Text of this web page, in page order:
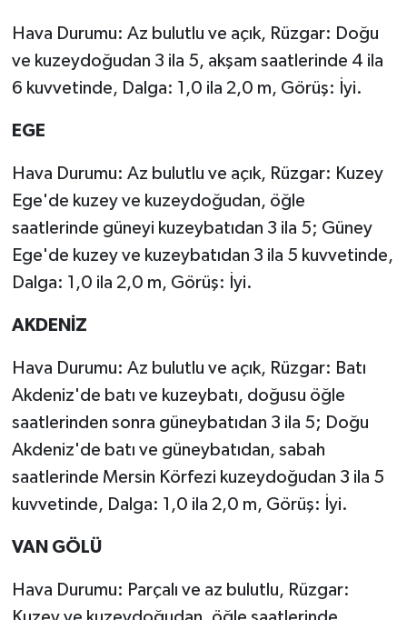
Hava Durumu: Az bulutlu ve açık, Rüzgar: Doğu
ve kuzeydoğudan 3 ila 5, akşam saatlerinde 4 ila
6 kuvvetinde, Dalga: 1,0 ila 2,0 m, Görüş: İyi.
EGE
Hava Durumu: Az bulutlu ve açık, Rüzgar: Kuzey
Ege'de kuzey ve kuzeydoğudan, öğle
saatlerinde güneyi kuzeybatıdan 3 ila 5; Güney
Ege'de kuzey ve kuzeybatıdan 3 ila 5 kuvvetinde,
Dalga: 1,0 ila 2,0 m, Görüş: İyi.
AKDENİZ
Hava Durumu: Az bulutlu ve açık, Rüzgar: Batı
Akdeniz'de batı ve kuzeybatı, doğusu öğle
saatlerinden sonra güneybatıdan 3 ila 5; Doğu
Akdeniz'de batı ve güneybatıdan, sabah
saatlerinde Mersin Körfezi kuzeydoğudan 3 ila 5
kuvvetinde, Dalga: 1,0 ila 2,0 m, Görüş: İyi.
VAN GÖLÜ
Hava Durumu: Parçalı ve az bulutlu, Rüzgar: